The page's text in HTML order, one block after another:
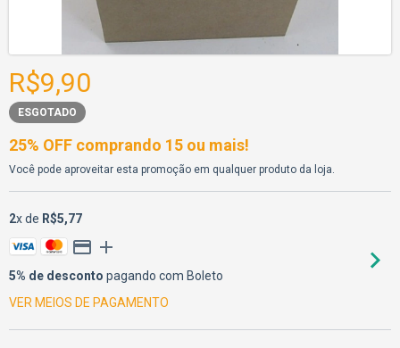
R$9,90
ESGOTADO
25% OFF comprando 15 ou mais!
Você pode aproveitar esta promoção em qualquer produto da loja.
2x de R$5,77
5% de desconto pagando com Boleto
VER MEIOS DE PAGAMENTO